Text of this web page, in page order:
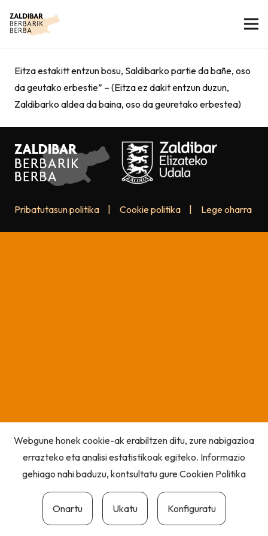
Eitza estakitt entzun bosu, Saldibarko partie da bañe, oso
da geutako erbestie” – (Eitza ez dakit entzun duzun,
Zaldibarko aldea da baina, oso da geuretako erbestea)
Pribatutasun politika Cookie politika Lege oharra
Webgune honek cookie-ak erabiltzen ditu, zure nabigazioa
errazteko eta analisi estatistikoak egiteko. Informazio
gehiago nahi baduzu, kontsultatu gureCookien Politika
Onartu Ukatu Konfiguratu